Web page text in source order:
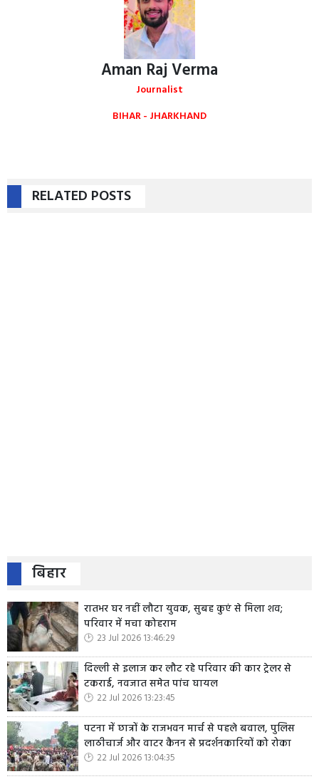
Aman Raj Verma
Journalist
BIHAR - JHARKHAND
RELATED POSTS
बिहार
रातभर घर नहीं लौटा युवक, सुबह कुएं से मिला शव;
परिवार में मचा कोहराम
23 Jul 2026 13:46:29
दिल्ली से इलाज कर लौट रहे परिवार की कार ट्रेलर से
टकराई, नवजात समेत पांच घायल
22 Jul 2026 13:23:45
पटना में छात्रों के राजभवन मार्च से पहले बवाल, पुलिस
लाठीचार्ज और वाटर कैनन से प्रदर्शनकारियों को रोका
22 Jul 2026 13:04:35